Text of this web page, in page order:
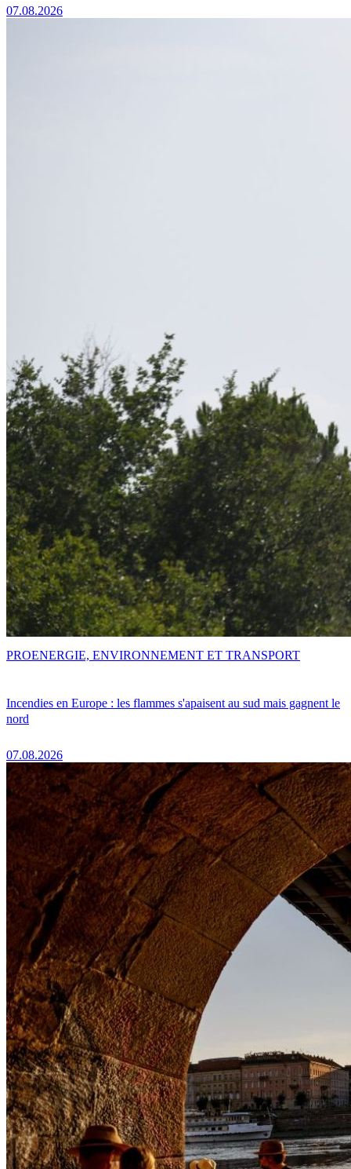
07.08.2026
Incendies en Europe : les flammes s'apaisent au sud mais gagnent le
nord
07.08.2026
PROENERGIE, ENVIRONNEMENT ET TRANSPORT